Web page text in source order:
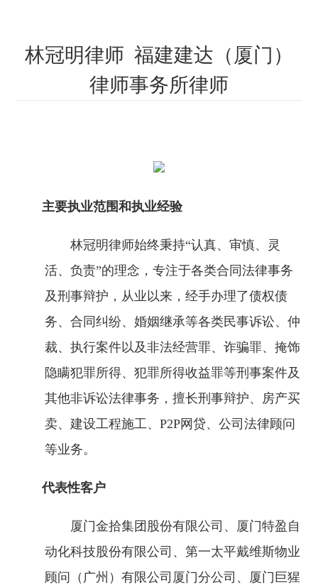
林冠明律师 福建建达（厦门）
律师事务所律师
主要执业范围和执业经验
林冠明律师始终秉持“认真、审慎、灵
活、负责”的理念，专注于各类合同法律事务
及刑事辩护，从业以来，经手办理了债权债
务、合同纠纷、婚姻继承等各类民事诉讼、仲
裁、执行案件以及非法经营罪、诈骗罪、掩饰
隐瞒犯罪所得、犯罪所得收益罪等刑事案件及
其他非诉讼法律事务，擅长刑事辩护、房产买
卖、建设工程施工、P2P网贷、公司法律顾问
等业务。
代表性客户
厦门金拾集团股份有限公司、厦门特盈自
动化科技股份有限公司、第一太平戴维斯物业
顾问（广州）有限公司厦门分公司、厦门巨猩